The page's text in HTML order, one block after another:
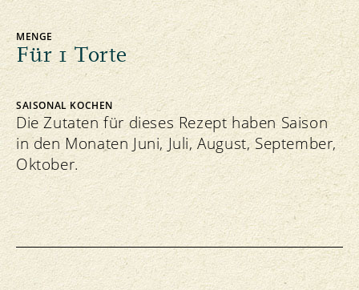
MENGE
Für 1 Torte
SAISONAL KOCHEN
Die Zutaten für dieses Rezept haben Saison
in den Monaten Juni, Juli, August, September,
Oktober.